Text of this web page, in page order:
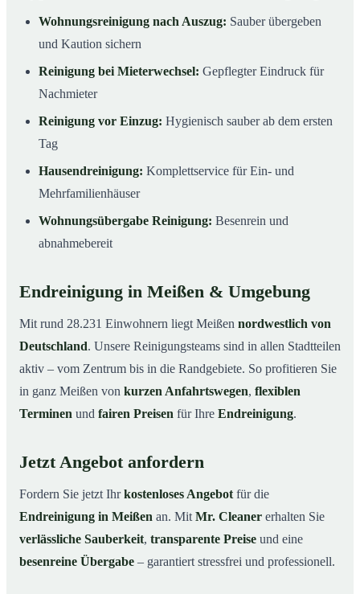
Wohnungsreinigung nach Auszug: Sauber übergeben
und Kaution sichern
Reinigung bei Mieterwechsel: Gepflegter Eindruck für
Nachmieter
Reinigung vor Einzug: Hygienisch sauber ab dem ersten
Tag
Hausendreinigung: Komplettservice für Ein- und
Mehrfamilienhäuser
Wohnungsübergabe Reinigung: Besenrein und
abnahmebereit
Endreinigung in Meißen & Umgebung
Mit rund 28.231 Einwohnern liegt Meißen nordwestlich von
Deutschland. Unsere Reinigungsteams sind in allen Stadtteilen
aktiv – vom Zentrum bis in die Randgebiete. So profitieren Sie
in ganz Meißen von kurzen Anfahrtswegen, flexiblen
Terminen und fairen Preisen für Ihre Endreinigung.
Jetzt Angebot anfordern
Fordern Sie jetzt Ihrkostenloses Angebot für die
Endreinigung in Meißen an. Mit Mr. Cleaner erhalten Sie
verlässliche Sauberkeit, transparente Preise und eine
besenreine Übergabe – garantiert stressfrei und professionell.